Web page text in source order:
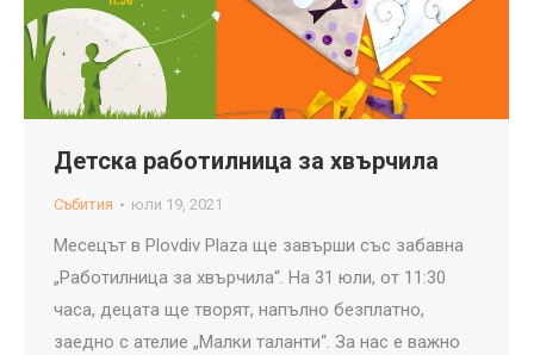
Детска работилница за хвърчила
Събития юли 19, 2021
Месецът в Plovdiv Plaza ще завърши със забавна
„Работилница за хвърчила“. На 31 юли, от 11:30
часа, децата ще творят, напълно безплатно,
заедно с ателие „Малки таланти“. За нас е важно